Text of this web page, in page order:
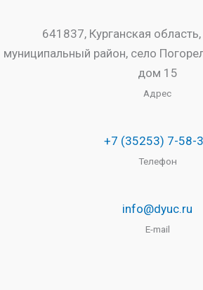
641837, Курганская
муниципальный район, село
дом 15
Адрес
+7 (35253) 7-58-
Телефон
info@dyuc.ru
E-mail